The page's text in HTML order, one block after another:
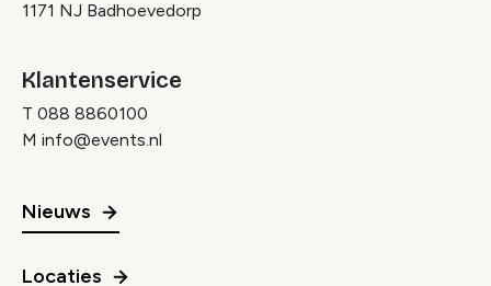
1171 NJ Badhoevedorp
Klantenservice
T 088 8860100
M info@events.nl
Nieuws
Locaties